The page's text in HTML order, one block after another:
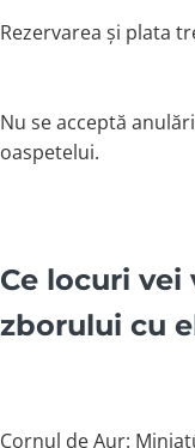
Rezervarea și plata
Nu se acceptă
oaspetelui.
Ce locuri
zborului cu
Cornul de Aur: